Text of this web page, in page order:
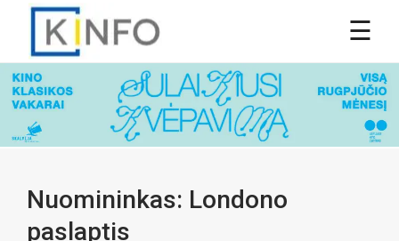
Nuomininkas: Londono
paslaptis